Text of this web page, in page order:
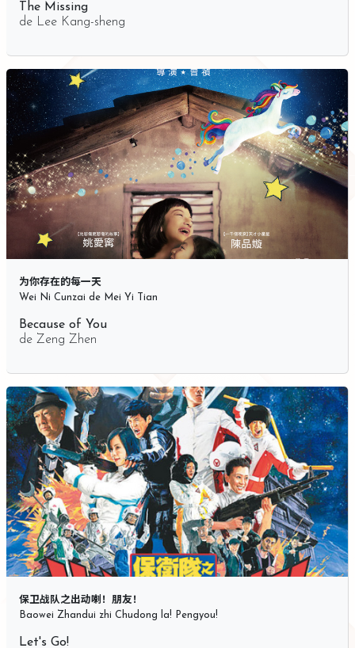
The Missing
de Lee Kang-sheng
为你存在的每一天
Wei Ni Cunzai de Mei Yi Tian
Because of You
de Zeng Zhen
保卫战队之出动喇！朋友！
Baowei Zhandui zhi Chudong la! Pengyou!
Let's Go!